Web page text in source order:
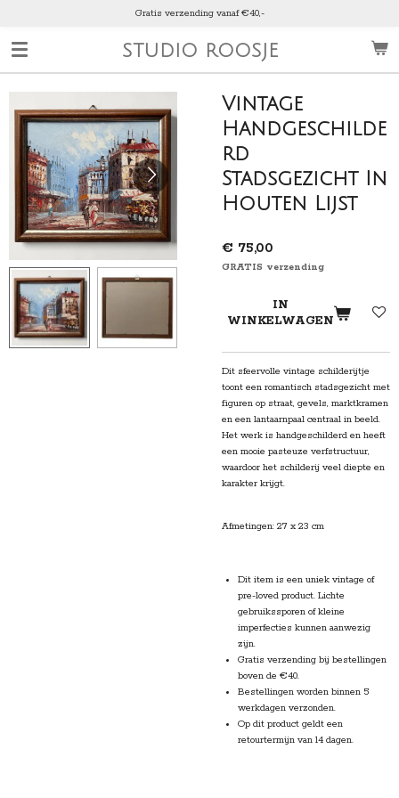
naar
STUDIO ROOSJE
Gratis verzending vanaf €40,-
Vintage
Handgeschilde
rd
Stadsgezicht In
Houten Lijst
€ 75,00
GRATIS verzending
IN
WINKELWAGEN
Dit sfeervolle vintage schilderijtje
toont een romantisch stadsgezicht met
figuren op straat, gevels, marktkramen
en een lantaarnpaal centraal in beeld.
Het werk is handgeschilderd en heeft
een mooie pasteuze verfstructuur,
waardoor het schilderij veel diepte en
karakter krijgt.
Afmetingen: 27 x 23 cm
Dit item is een uniek vintage of
pre-loved product. Lichte
gebruikssporen of kleine
imperfecties kunnen aanwezig
zijn.
Gratis verzending bij bestellingen
boven de €40.
Bestellingen worden binnen 5
werkdagen verzonden.
Op dit product geldt een
retourtermijn van 14 dagen.